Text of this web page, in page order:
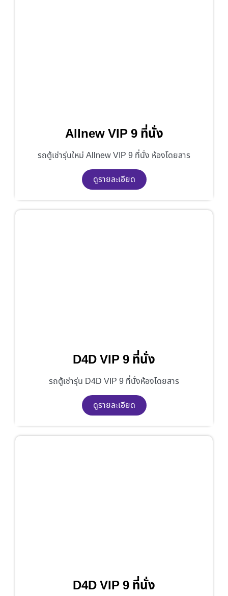
Allnew VIP 9 ที่นั่ง
รถตู้เช่ารุ่นใหม่ Allnew VIP 9 ที่นั่ง ห้องโดยสาร
ดูรายละเอียด
D4D VIP 9 ที่นั่ง
รถตู้เช่ารุ่น D4D VIP 9 ที่นั่งห้องโดยสาร
ดูรายละเอียด
D4D VIP 9 ที่นั่ง